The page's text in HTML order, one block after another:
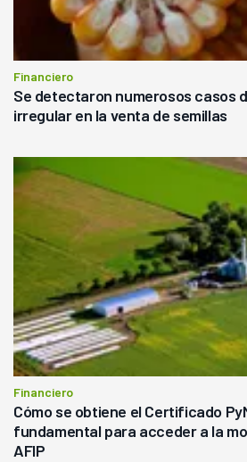
Financiero
Se detectaron numerosos casos
irregular en la venta de semillas
Financiero
Cómo se obtiene el Certificado
fundamental para acceder a la
AFIP